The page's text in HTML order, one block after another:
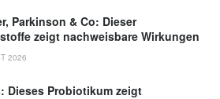
Parkinson & Co: Dieser
zeigt nachweisbare Wirkungen
2026
Dieses Probiotikum zeigt